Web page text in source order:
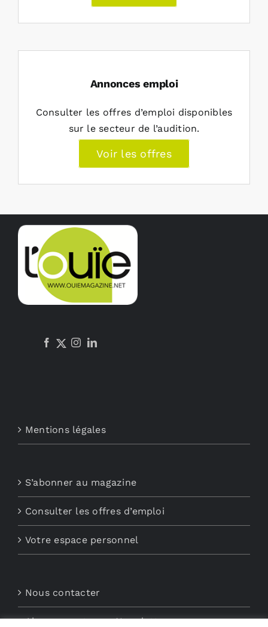
Annonces emploi
Consulter les offres d’emploi disponibles
sur le secteur de l’audition.
Voir les offres
Mentions légales
S’abonner au magazine
Consulter les offres d’emploi
Votre espace personnel
Nous contacter
Abonnements aux Newsletters